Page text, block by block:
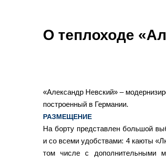
О теплоходе
«Александр Невский» –
построенный в Германии.
РАЗМЕЩЕНИЕ
На борту представлен большой
и со всеми удобствами: 4 каюты
том числе с дополнительными